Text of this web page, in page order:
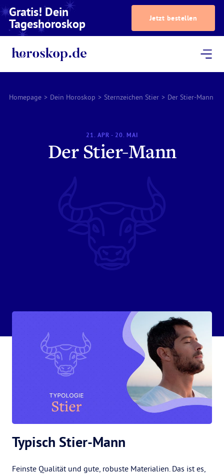
Gratis! Dein
Tageshoroskop Jetzt bestellen
Homepage > Dein Horoskop > Sternzeichen Stier > Der Stier-Mann
21. APR - 20. MAI
Der Stier-Mann
Typisch Stier-Mann
Feinste Qualität und gute, robuste Materialien. Das ist es,